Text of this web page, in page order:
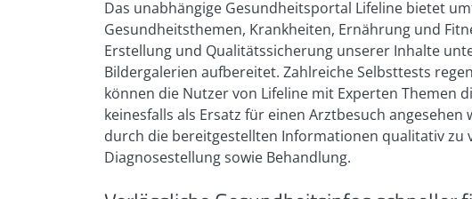
Das unabhängige Gesundheitsportal Lifeline bietet
Gesundheitsthemen, Krankheiten, Ernährung und
Erstellung und Qualitätssicherung unserer Inhalte
Bildergalerien aufbereitet. Zahlreiche Selbsttests
können die Nutzer von Lifeline mit Experten Themen
keinesfalls als Ersatz für einen Arztbesuch
durch die bereitgestellten Informationen qualitativ
Diagnosestellung sowie Behandlung.